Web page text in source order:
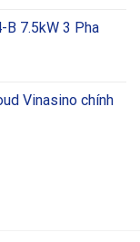
7.5kW 3 Pha
Vinasino chính